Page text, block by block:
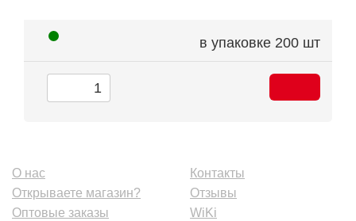
в упаковке 200 шт
О нас
Открываете магазин?
Оптовые заказы
Контакты
Отзывы
WiKi